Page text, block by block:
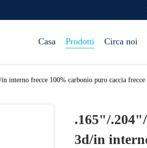
Casa Prodotti Circa noi
interno frecce 100% carbonio puro caccia frecce
.165"/
3d/in